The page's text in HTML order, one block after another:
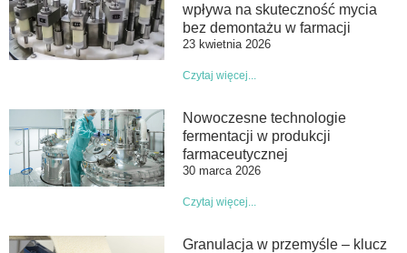
wpływa na skuteczność mycia
bez demontażu w farmacji
23 kwietnia 2026
Czytaj więcej...
Nowoczesne technologie
fermentacji w produkcji
farmaceutycznej
30 marca 2026
Czytaj więcej...
Granulacja w przemyśle – klucz